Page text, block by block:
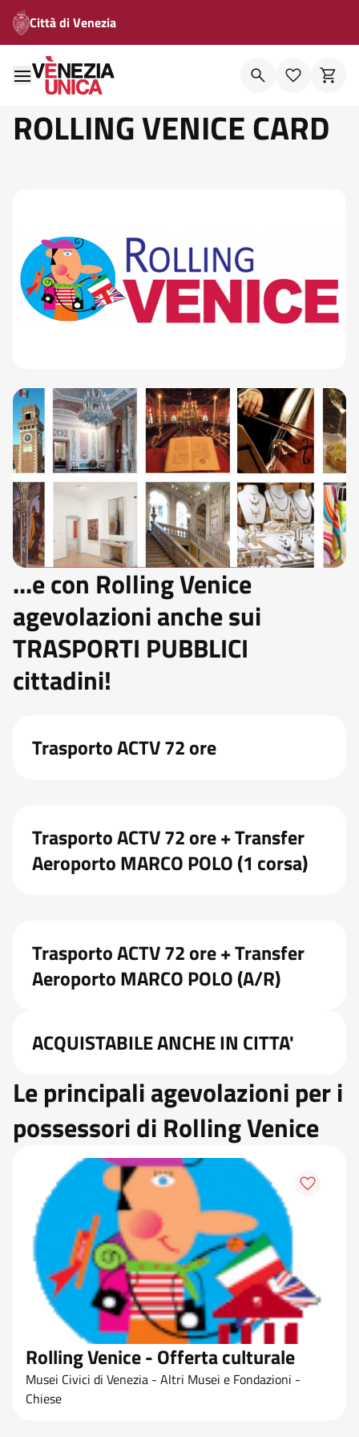
Città di Venezia
ROLLING VENICE CARD
...e con Rolling Venice
agevolazioni anche sui
TRASPORTI PUBBLICI
cittadini!
Trasporto ACTV 72 ore
Trasporto ACTV 72 ore + Transfer
Aeroporto MARCO POLO (1 corsa)
Trasporto ACTV 72 ore + Transfer
Aeroporto MARCO POLO (A/R)
ACQUISTABILE ANCHE IN CITTA'
Le principali agevolazioni per i
possessori di Rolling Venice
Rolling Venice - Offerta culturale
Musei Civici di Venezia - Altri Musei e Fondazioni -
Chiese